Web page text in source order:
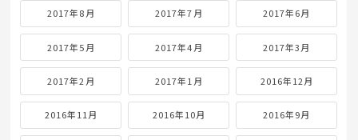
2017年8月 2017年7月 2017年6月
2017年5月 2017年4月 2017年3月
2017年2月 2017年1月 2016年12月
2016年11月 2016年10月 2016年9月